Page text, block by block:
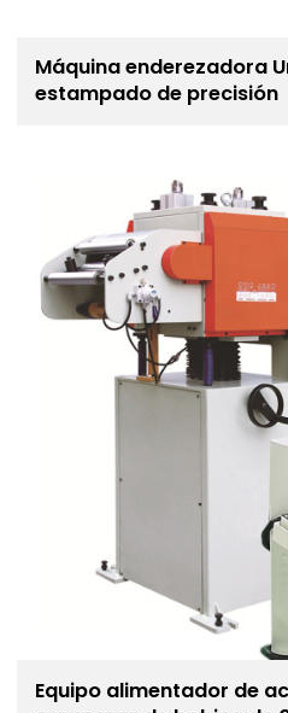
Máquina enderezadora
estampado de precisión
Equipo alimentador de